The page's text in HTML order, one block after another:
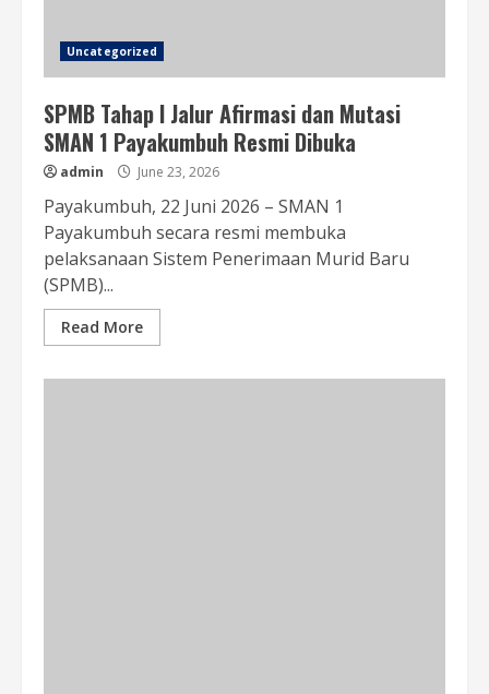
Uncategorized
SPMB Tahap I Jalur Afirmasi dan Mutasi
SMAN 1 Payakumbuh Resmi Dibuka
admin June 23, 2026
Payakumbuh, 22 Juni 2026 – SMAN 1
Payakumbuh secara resmi membuka
pelaksanaan Sistem Penerimaan Murid Baru
(SPMB)...
Read More